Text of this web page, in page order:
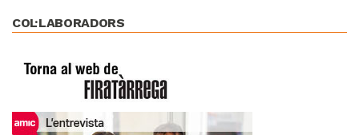
COL·LABORADORS